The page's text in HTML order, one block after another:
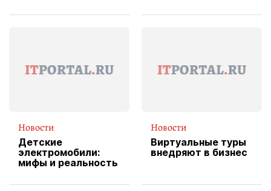
вводит
Новости
Детские
электромобили:
мифы и реальность
Новости
Виртуальные туры
внедряют в бизнес